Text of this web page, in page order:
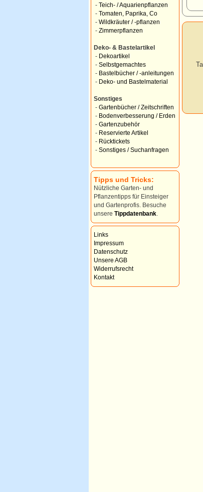
- Teich- / Aquarienpflanzen
- Tomaten, Paprika, Co
- Wildkräuter / -pflanzen
- Zimmerpflanzen
Deko- & Bastelartikel
- Dekoartikel
- Selbstgemachtes
- Bastelbücher / -anleitungen
- Deko- und Bastelmaterial
Sonstiges
- Gartenbücher / Zeitschriften
- Bodenverbesserung / Erden
- Gartenzubehör
- Reservierte Artikel
- Rücktickets
- Sonstiges / Suchanfragen
Tipps und Tricks:
Nützliche Garten- und
Pflanzentipps für Einsteiger
und Gartenprofis. Besuche
unsere Tippdatenbank
Links
Impressum
Datenschutz
Unsere AGB
Widerrufsrecht
Kontakt